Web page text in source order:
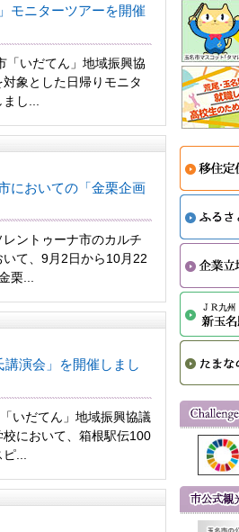
モニターツアーを開催
「いだてん」地域振興協
象とした日帰りモニタ
し...
においての「金栗企画
ントゥーナ市のカルチ
いて、9月2日から10月22
栗...
演会」を開催しまし
いだてん」地域振興協議
において、箱根駅伝100
...